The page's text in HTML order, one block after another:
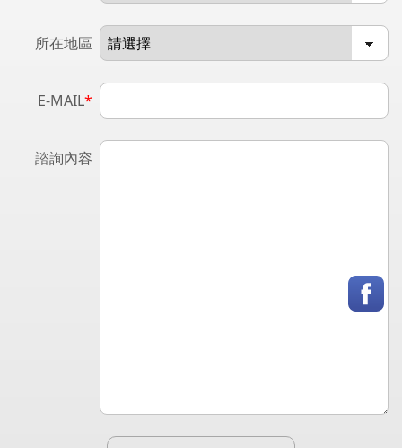
所在地區
E-MAIL*
諮詢內容